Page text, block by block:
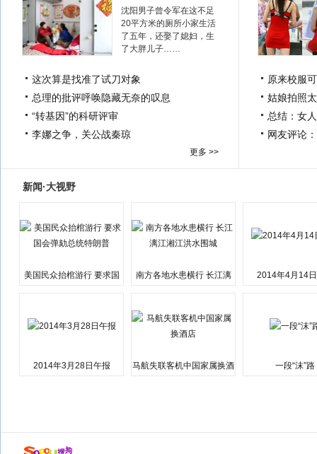
沈阳男子曾令军在这不足
20平方米的厕所小家生活
了五年，还娶了媳妇，生
了大胖儿子……
这次算是找准了试刀对象
总理的批评呼唤隐藏无奈的叹息
“转基因”的科研评审
李娜之争，关公战秦琼
更多 >>
原来校服
姑娘拍照
总结：女
网友评论
新闻·大视野
美国民众抬棺游行 要求国
南方各地水患横行 长江漓
2014年4月14
2014年3月28日午报
马航失联客机中国家属换酒
一段“沫”路